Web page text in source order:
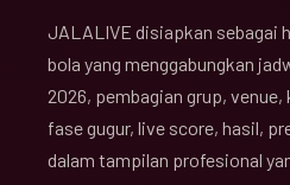
JALALIVE disiapkan sebagai
bola yang menggabungkan
2026, pembagian grup,
fase gugur, live score, hasil,
dalam tampilan profesional